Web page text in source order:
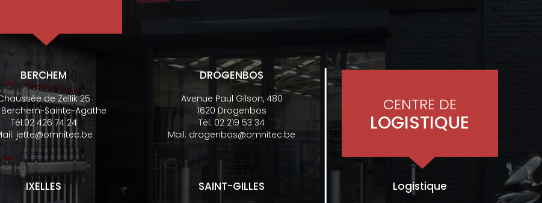
BERCHEM
de Zellik 25
Berchem-Sainte-Agathe
Tél:02 426 74 24
jette@omnitec.be
IXELLES
DROGENBOS
Avenue Paul Gilson, 480
1620 Drogenbos
Tél: 02 219 53 34
Mail: drogenbos@omnitec.be
SAINT-GILLES
CENTRE DE
LOGISTIQUE
Logistique